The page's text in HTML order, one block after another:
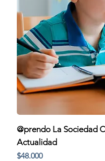
@prendo La Sociedad
Actualidad
Precio
$48.000